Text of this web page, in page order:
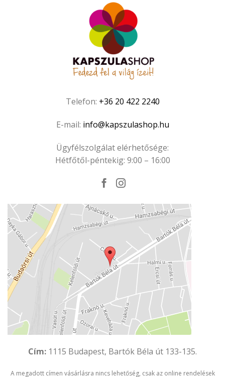
Telefon: +36 20 422 2240
E-mail: info@kapszulashop.hu
Ügyfélszolgálat elérhetősége:
Hétfőtől-péntekig: 9:00 – 16:00
Cím: 1115 Budapest, Bartók Béla út 133-135.
A megadott címen vásárlásra nincs lehetőség, csak az online rendelések